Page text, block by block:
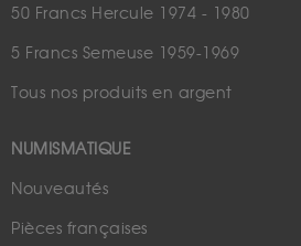
50 Francs Hercule 1974 - 1980
5 Francs Semeuse 1959-1969
Tous nos produits en argent
NUMISMATIQUE
Nouveautés
Pièces françaises